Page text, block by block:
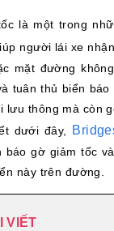
là một trong
người lái xe
mặt đường
tuân thủ biển báo
lưu thông mà còn
dưới đây,
báo gờ giảm tốc
này trên đường.
VIẾT